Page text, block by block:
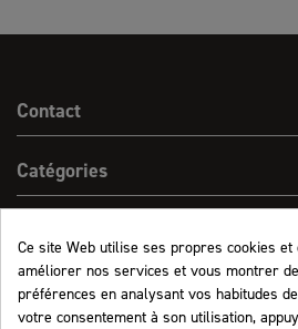
Contact
Catégories
Informations
Ce site Web utilise ses propres cookies
améliorer nos services et vous montrer
préférences en analysant vos habitudes
votre consentement à son utilisation,